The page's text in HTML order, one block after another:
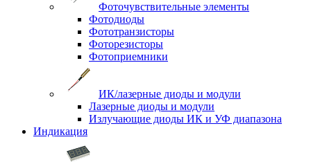
Фоточувствительные элементы
Фотодиоды
Фототранзисторы
Фоторезисторы
Фотоприемники
ИК/лазерные диоды и модули
Лазерные диоды и модули
Излучающие диоды ИК и УФ диапазона
Индикация